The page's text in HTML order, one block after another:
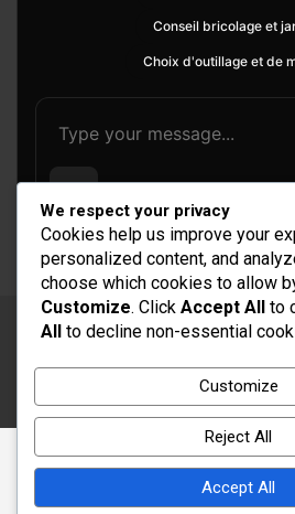
Conseil bricolage et
Choix d'outillage et de
Copyright © 2026Rénovation
Thème par :Theme
Fièrement propulsé par :
We respect your privacy
Cookies help us improve your
personalized content, and
choose which cookies to allow
Customize. Click Accept All to
All to decline non-essential
Customize
Reject All
Accept All